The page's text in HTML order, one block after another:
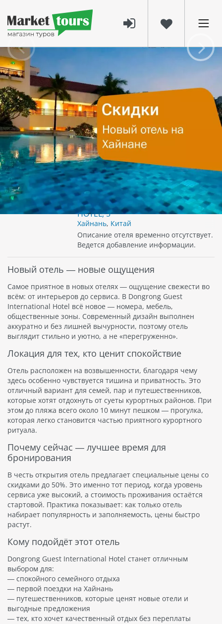
23 янв 2026
Новый отель на Хайнане с большими
скидками — идеальный момент для
поездки
На острове Хайнань появилось новое имя, которое уже
сейчас привлекает внимание опытных путешественников.
Dongrong Guest International Hotelтолько начал
принимать гостей — а значит, это тот самый редкий
момент, когда можно поймать максимум выгоды и
впечатлений одновременно.
DONGRONG GUEST INTERNATIONAL
HOTEL, 5*
Хайнань, Китай
Описание отеля временно отсутствует.
Ведется добавление информации.
Новый отель — новые ощущения
Самое приятное в новых отелях — ощущение свежести во
всём: от интерьеров до сервиса. В Dongrong Guest
International Hotel всё новое — номера, мебель,
общественные зоны. Современный дизайн выполнен
аккуратно и без лишней вычурности, поэтому отель
выглядит стильно и уютно, а не «перегруженно».
Локация для тех, кто ценит спокойствие
Отель расположен на возвышенности, благодаря чему
здесь особенно чувствуется тишина и приватность. Это
отличный вариант для семей, пар и путешественников,
которые хотят отдохнуть от суеты курортных районов. При
этом до пляжа всего около 10 минут пешком — прогулка,
которая легко становится частью приятного курортного
ритуала.
Почему сейчас — лучшее время для
бронирования
В честь открытия отель предлагает специальные цены со
скидками до 50%. Это именно тот период, когда уровень
сервиса уже высокий, а стоимость проживания остаётся
стартовой. Практика показывает: как только отель
набирает популярность и заполняемость, цены быстро
растут.
Кому подойдёт этот отель
Dongrong Guest International Hotel станет отличным
выбором для:
— спокойного семейного отдыха
— первой поездки на Хайнань
— путешественников, которые ценят новые отели и
выгодные предложения
— тех, кто хочет качественный отдых без переплаты